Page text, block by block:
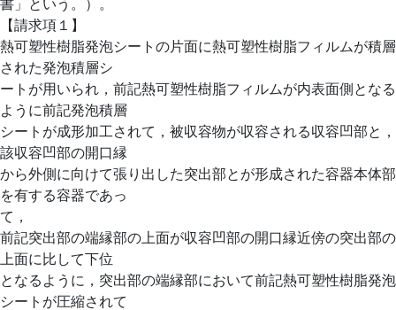
書」という。）。
【請求項１】
熱可塑性樹脂発泡シートの片面に熱可塑性樹脂フィルムが積層
された発泡積層シ
ートが用いられ，前記熱可塑性樹脂フィルムが内表面側となる
ように前記発泡積層
シートが成形加工されて，被収容物が収容される収容凹部と，
該収容凹部の開口縁
から外側に向けて張り出した突出部とが形成された容器本体部
を有する容器であっ
て，
前記突出部の端縁部の上面が収容凹部の開口縁近傍の突出部の
上面に比して下位
となるように，突出部の端縁部において前記熱可塑性樹脂発泡
シートが圧縮されて